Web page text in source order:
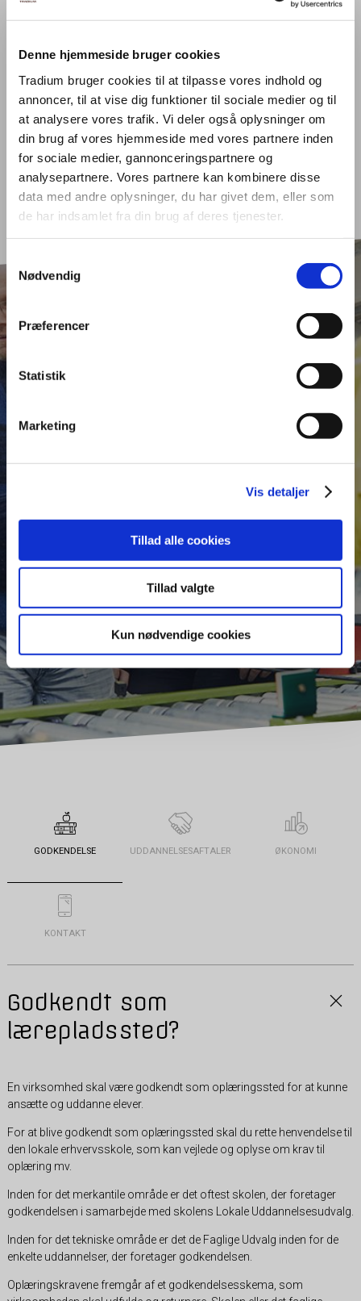
Denne hjemmeside bruger cookies
Tradium bruger cookies til at tilpasse vores indhold og
annoncer, til at vise dig funktioner til sociale medier og til
at analysere vores trafik. Vi deler også oplysninger om
din brug af vores hjemmeside med vores partnere inden
for sociale medier, gannonceringspartnere og
analysepartnere. Vores partnere kan kombinere disse
data med andre oplysninger, du har givet dem, eller som
de har indsamlet fra din brug af deres tjenester.
Nødvendig
Præferencer
Statistik
Marketing
Vis detaljer
Tillad alle cookies
Tillad valgte
Kun nødvendige cookies
Få et
godt match
ansættelse af
KONTAKT KONSULENT
GODKENDELSE UDDANNELSESAFTALER ØKONOMI
KONTAKT
Godkendt som
lærepladssted?
En virksomhed skal være godkendt som oplæringssted for at kunne
ansætte og uddanne elever.
For at blive godkendt som oplæringssted skal du rette henvendelse til
den lokale erhvervsskole, som kan vejlede og oplyse om krav til
oplæring mv.
Inden for det merkantile område er det oftest skolen, der foretager
godkendelsen i samarbejde med skolens Lokale Uddannelsesudvalg.
Inden for det tekniske område er det de Faglige Udvalg inden for de
enkelte uddannelser, der foretager godkendelsen.
Oplæringskravene fremgår af et godkendelsesskema, som